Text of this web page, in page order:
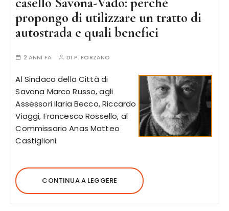
propongo di utilizzare un tratto di
autostrada e quali benefici
2 ANNI FA DI P. FORZANO
Al Sindaco della Città di
Savona Marco Russo, agli
Assessori Ilaria Becco, Riccardo
Viaggi, Francesco Rossello, al
Commissario Anas Matteo
Castiglioni.
CONTINUA A LEGGERE